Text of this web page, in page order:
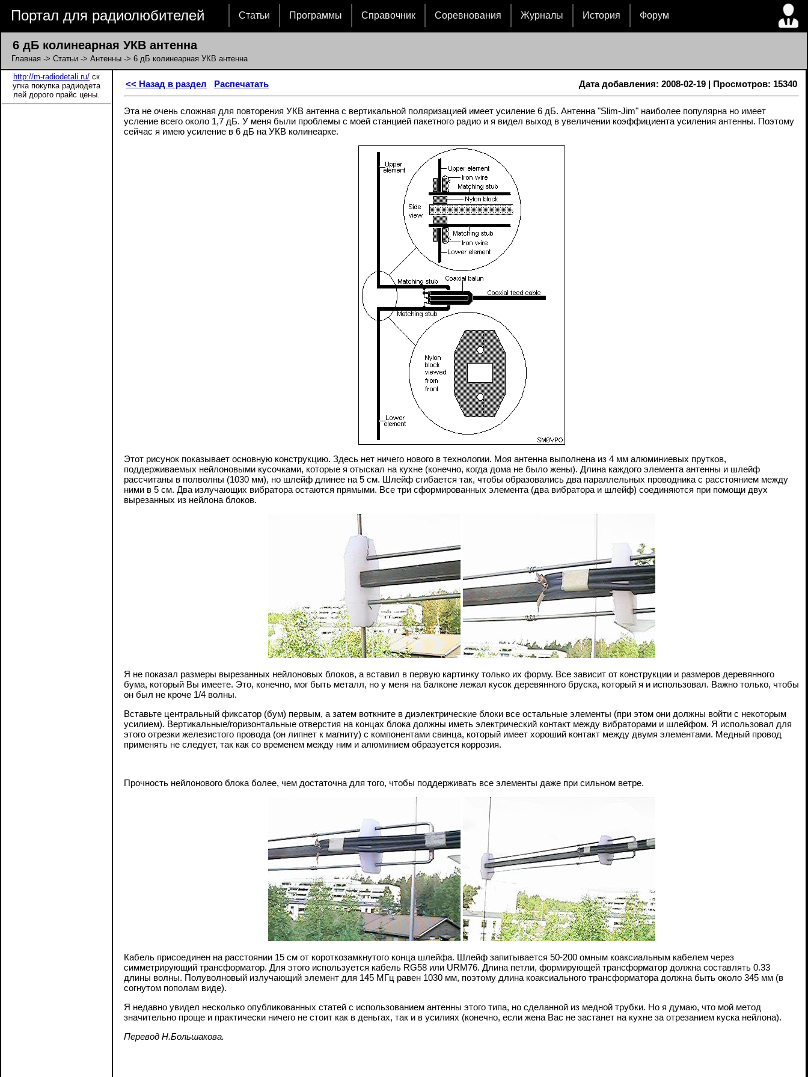
Портал для радиолюбителей Статьи Программы Справочник Соревнования Журналы История Форум
6 дБ колинеарная УКВ антенна
Главная -> Статьи -> Антенны -> 6 дБ колинеарная УКВ антенна
http://m-radiodetali.ru/ ск
упка покупка радиодета
лей дорого прайс цены.
<< Назад в раздел Распечатать Дата добавления: 2008-02-19 | Просмотров: 15340
Эта не очень сложная для повторения УКВ антенна с вертикальной поляризацией имеет усиление 6 дБ. Антенна "Slim-Jim" наиболее популярна но имеет
усление всего около 1,7 дБ. У меня были проблемы с моей станцией пакетного радио и я видел выход в увеличении коэффициента усиления антенны. Поэтому
сейчас я имею усиление в 6 дБ на УКВ колинеарке.
Этот рисунок показывает основную конструкцию. Здесь нет ничего нового в технологии. Моя антенна выполнена из 4 мм алюминиевых прутков,
поддерживаемых нейлоновыми кусочками, которые я отыскал на кухне (конечно, когда дома не было жены). Длина каждого элемента антенны и шлейф
рассчитаны в полволны (1030 мм), но шлейф длинее на 5 см. Шлейф сгибается так, чтобы образовались два параллельных проводника с расстоянием между
ними в 5 см. Два излучающих вибратора остаются прямыми. Все три сформированных элемента (два вибратора и шлейф) соединяются при помощи двух
вырезанных из нейлона блоков.
Я не показал размеры вырезанных нейлоновых блоков, а вставил в первую картинку только их форму. Все зависит от конструкции и размеров деревянного
бума, который Вы имеете. Это, конечно, мог быть металл, но у меня на балконе лежал кусок деревянного бруска, который я и использовал. Важно только, чтобы
он был не кроче 1/4 волны.
Вставьте центральный фиксатор (бум) первым, а затем воткните в диэлектрические блоки все остальные элементы (при этом они должны войти с некоторым
усилием). Вертикальные/горизонтальные отверстия на концах блока должны иметь электрический контакт между вибраторами и шлейфом. Я использовал для
этого отрезки железистого провода (он липнет к магниту) с компонентами свинца, который имеет хороший контакт между двумя элементами. Медный провод
применять не следует, так как со временем между ним и алюминием образуется коррозия.
Прочность нейлонового блока более, чем достаточна для того, чтобы поддерживать все элементы даже при сильном ветре.
Кабель присоединен на расстоянии 15 см от короткозамкнутого конца шлейфа. Шлейф запитывается 50-200 омным коаксиальным кабелем через
симметрирующий трансформатор. Для этого используется кабель RG58 или URM76. Длина петли, формирующей трансформатор должна составлять 0.33
длины волны. Полуволновый излучающий элемент для 145 МГц равен 1030 мм, поэтому длина коаксиального трансформатора должна быть около 345 мм (в
согнутом пополам виде).
Я недавно увидел несколько опубликованных статей с использованием антенны этого типа, но сделанной из медной трубки. Но я думаю, что мой метод
значительно проще и практически ничего не стоит как в деньгах, так и в усилиях (конечно, если жена Вас не застанет на кухне за отрезанием куска нейлона).
Перевод Н.Большакова.